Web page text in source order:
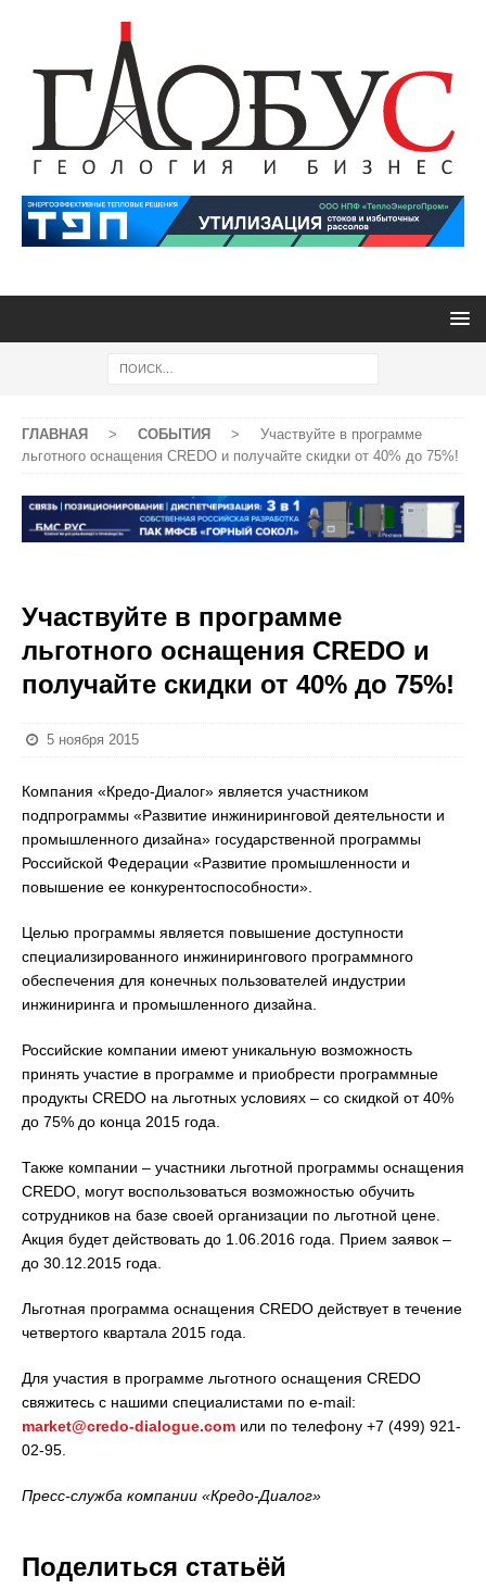
ГЛАВНАЯ > СОБЫТИЯ >
Участвуйте в программе
льготного оснащения CREDO и получайте скидки от 40% до 75%!
Участвуйте в программе
льготного оснащения CREDO и
получайте скидки от 40% до 75%!
5 ноября 2015
Компания «Кредо-Диалог» является участником
подпрограммы «Развитие инжиниринговой деятельности и
промышленного дизайна» государственной программы
Российской Федерации «Развитие промышленности и
повышение ее конкурентоспособности».
Целью программы является повышение доступности
специализированного инжинирингового программного
обеспечения для конечных пользователей индустрии
инжиниринга и промышленного дизайна.
Российские компании имеют уникальную возможность
принять участие в программе и приобрести программные
продукты CREDO на льготных условиях – со скидкой от 40%
до 75% до конца 2015 года.
Также компании – участники льготной программы оснащения
CREDO, могут воспользоваться возможностью обучить
сотрудников на базе своей организации по льготной цене.
Акция будет действовать до 1.06.2016 года. Прием заявок –
до 30.12.2015 года.
Льготная программа оснащения CREDO действует в течение
четвертого квартала 2015 года.
Для участия в программе льготного оснащения CREDO
свяжитесь с нашими специалистами по e-mail:
market@credo-dialogue.com или по телефону +7 (499) 921-
02-95.
Пресс-служба компании «Кредо-Диалог»
Поделиться статьёй